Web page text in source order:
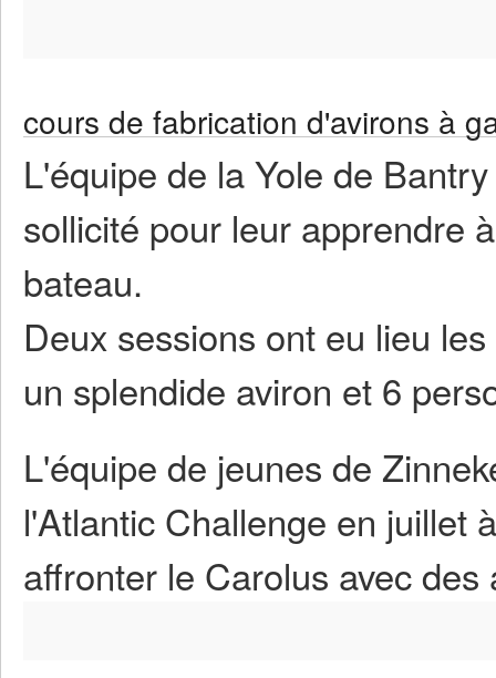
cours de fabrication d'avirons à
L'équipe de la Yole de
sollicité pour leur apprendre
bateau.
Deux sessions ont eu lieu
un splendide aviron et 6
L'équipe de jeunes de
l'Atlantic Challenge en juillet
affronter le Carolus avec